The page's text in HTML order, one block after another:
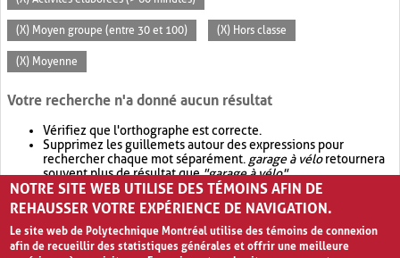
(X) Moyen groupe (entre 30 et 100) (X) Hors classe
(X) Moyenne
Votre recherche n'a donné aucun résultat
Vérifiez que l'orthographe est correcte.
Supprimez les guillemets autour des expressions pour
rechercher chaque mot séparément. garage à véloretournera
souvent plus de résultat que"garage à vélo".
Envisagez d'élargir votre recherche avec OR.garage OR vélo
retournera souvent plus de résultat quegarage à vélo
NOTRE SITE WEB UTILISE DES TÉMOINS AFIN DE
REHAUSSER VOTRE EXPÉRIENCE DE NAVIGATION.
Le site web de Polytechnique Montréal utilise des témoins de connexion
afin de recueillir des statistiques générales et offrir une meilleure